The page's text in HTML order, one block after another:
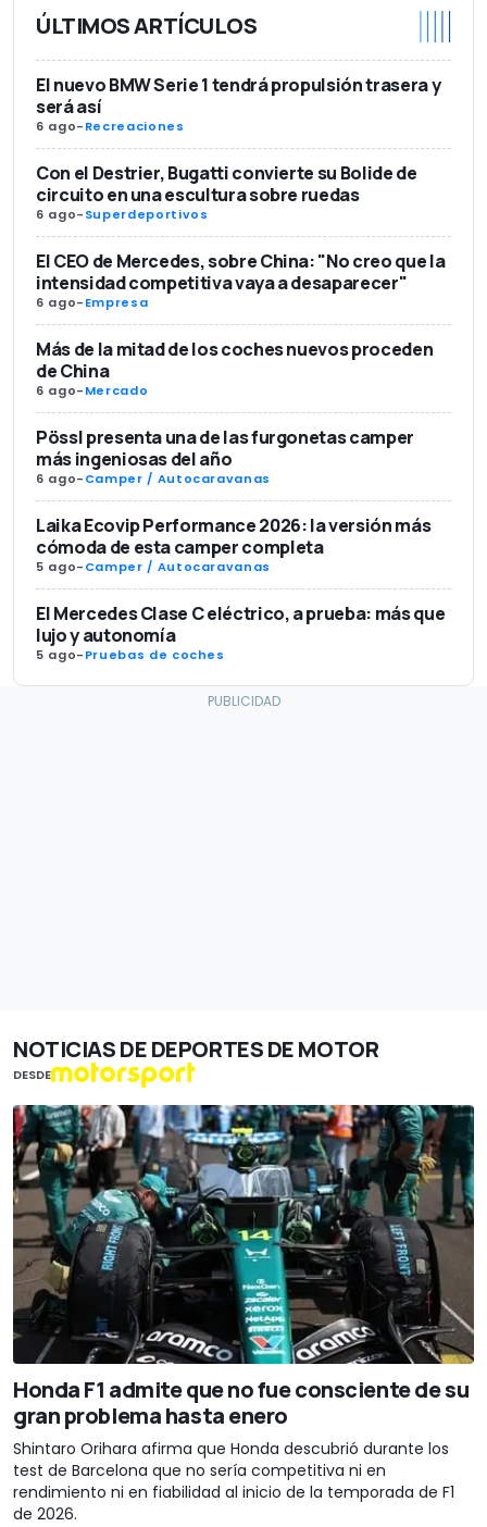
ÚLTIMOS ARTÍCULOS
El nuevo BMW Serie 1 tendrá propulsión trasera y
será así
6 ago-Recreaciones
Con el Destrier, Bugatti convierte su Bolide de
circuito en una escultura sobre ruedas
6 ago-Superdeportivos
El CEO de Mercedes, sobre China: "No creo que la
intensidad competitiva vaya a desaparecer"
6 ago-Empresa
Más de la mitad de los coches nuevos proceden
de China
6 ago-Mercado
Pössl presenta una de las furgonetas camper
más ingeniosas del año
6 ago-Camper / Autocaravanas
Laika Ecovip Performance 2026: la versión más
cómoda de esta camper completa
5 ago-Camper / Autocaravanas
El Mercedes Clase C eléctrico, a prueba: más que
lujo y autonomía
5 ago-Pruebas de coches
NOTICIAS DE DEPORTES DE MOTOR
DESDE
Honda F1 admite que no fue consciente de su
gran problema hasta enero
Shintaro Orihara afirma que Honda descubrió durante los
test de Barcelona que no sería competitiva ni en
rendimiento ni en fiabilidad al inicio de la temporada de F1
de 2026.